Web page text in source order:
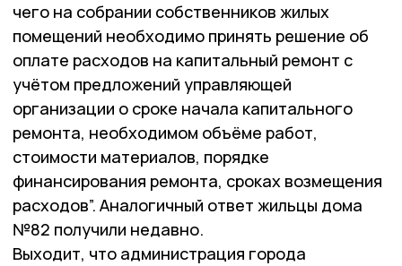
чего на собрании собственников жилых
помещений необходимо принять решение об
оплате расходов на капитальный ремонт с
учётом предложений управляющей
организации о сроке начала капитального
ремонта, необходимом объёме работ,
стоимости материалов, порядке
финансирования ремонта, сроках возмещения
расходов”. Аналогичный ответ жильцы дома
№82 получили недавно.
Выходит, что администрация города